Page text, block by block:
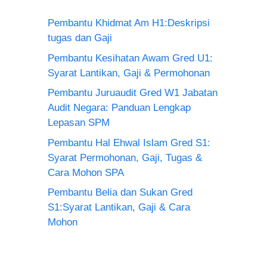
Pembantu Khidmat Am H1:Deskripsi
tugas dan Gaji
Pembantu Kesihatan Awam Gred U1:
Syarat Lantikan, Gaji & Permohonan
Pembantu Juruaudit Gred W1 Jabatan
Audit Negara: Panduan Lengkap
Lepasan SPM
Pembantu Hal Ehwal Islam Gred S1:
Syarat Permohonan, Gaji, Tugas &
Cara Mohon SPA
Pembantu Belia dan Sukan Gred
S1:Syarat Lantikan, Gaji & Cara
Mohon